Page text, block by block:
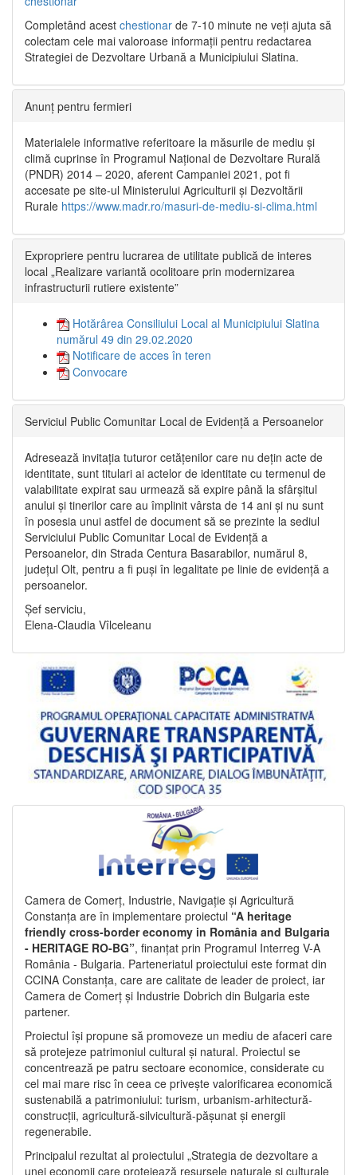
Completând acest chestionar de 7-10 minute ne veți ajuta să
colectam cele mai valoroase informații pentru redactarea
Strategiei de Dezvoltare Urbană a Municipiului Slatina.
Anunț pentru fermieri
Materialele informative referitoare la măsurile de mediu și
climă cuprinse în Programul Național de Dezvoltare Rurală
(PNDR) 2014 – 2020, aferent Campaniei 2021, pot fi
accesate pe site-ul Ministerului Agriculturii și Dezvoltării
Rurale https://www.madr.ro/masuri-de-mediu-si-clima.html
Expropriere pentru lucrarea de utilitate publică de interes
local „Realizare variantă ocolitoare prin modernizarea
infrastructurii rutiere existente”
Hotărârea Consiliului Local al Municipiului Slatina
numărul 49 din 29.02.2020
Notificare de acces în teren
Convocare
Serviciul Public Comunitar Local de Evidență a Persoanelor
Adresează invitația tuturor cetățenilor care nu dețin acte de
identitate, sunt titulari ai actelor de identitate cu termenul de
valabilitate expirat sau urmează să expire până la sfârșitul
anului și tinerilor care au împlinit vârsta de 14 ani și nu sunt
în posesia unui astfel de document să se prezinte la sediul
Serviciului Public Comunitar Local de Evidență a
Persoanelor, din Strada Centura Basarabilor, numărul 8,
județul Olt, pentru a fi puși în legalitate pe linie de evidență a
persoanelor.
Șef serviciu,
Elena-Claudia Vîlceleanu
Camera de Comerț, Industrie, Navigație și Agricultură
Constanța are în implementare proiectul “A heritage
friendly cross-border economy in România and Bulgaria
- HERITAGE RO-BG”, finanțat prin Programul Interreg V-A
România - Bulgaria. Parteneriatul proiectului este format din
CCINA Constanța, care are calitate de leader de proiect, iar
Camera de Comerț și Industrie Dobrich din Bulgaria este
partener.
Proiectul își propune să promoveze un mediu de afaceri care
să protejeze patrimoniul cultural și natural. Proiectul se
concentrează pe patru sectoare economice, considerate cu
cel mai mare risc în ceea ce privește valorificarea economică
sustenabilă a patrimoniului: turism, urbanism-arhitectură-
construcții, agricultură-silvicultură-pășunat și energii
regenerabile.
Principalul rezultat al proiectului „Strategia de dezvoltare a
unei economii care protejează resursele naturale și culturale